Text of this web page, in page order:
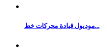
موديول قيادة محركات خط...